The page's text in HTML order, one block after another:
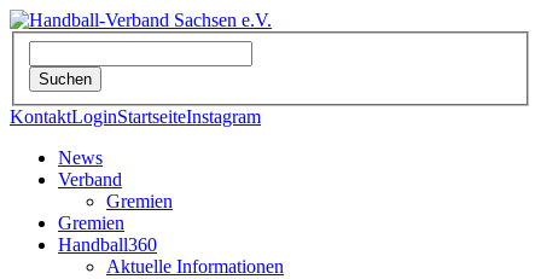
KontaktLoginStartseiteInstagram
News
Verband
Gremien
Gremien
Handball360
Aktuelle Informationen